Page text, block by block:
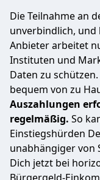
Die Teilnahme an
unverbindlich,
Anbieter arbeitet
Instituten und
Daten zu
bequem von zu
Auszahlungen
regelmäßig. So
Einstiegshürden
unabhängiger von
Dich jetzt bei